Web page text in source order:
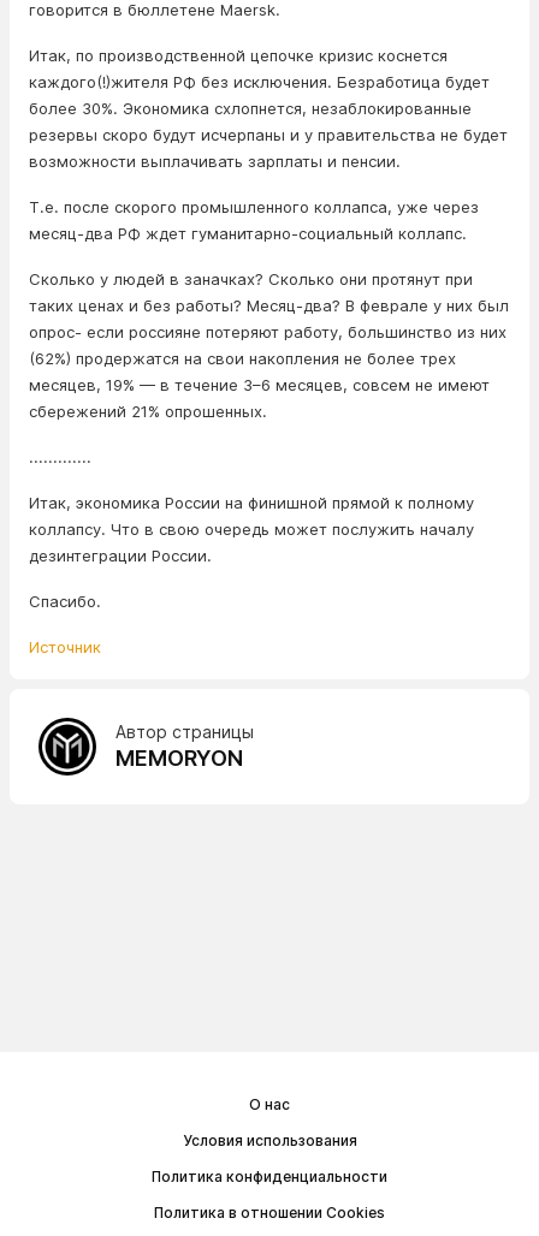
говорится в бюллетене Maersk.
Итак, по производственной цепочке кризис коснется
каждого(!)жителя РФ без исключения. Безработица будет
более 30%. Экономика схлопнется, незаблокированные
резервы скоро будут исчерпаны и у правительства не будет
возможности выплачивать зарплаты и пенсии.
Т.е. после скорого промышленного коллапса, уже через
месяц-два РФ ждет гуманитарно-социальный коллапс.
Сколько у людей в заначках? Сколько они протянут при
таких ценах и без работы? Месяц-два? В феврале у них был
опрос- если россияне потеряют работу, большинство из них
(62%) продержатся на свои накопления не более трех
месяцев, 19% — в течение 3–6 месяцев, совсем не имеют
сбережений 21% опрошенных.
.............
Итак, экономика России на финишной прямой к полному
коллапсу. Что в свою очередь может послужить началу
дезинтеграции России.
Спасибо.
Источник
Автор страницы
MEMORYON
О нас
Условия использования
Политика конфиденциальности
Политика в отношении Cookies